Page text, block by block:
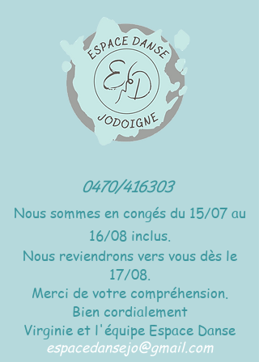
0470/416303
Nous sommes en congés du 15/07 au
16/08 inclus.
Nous reviendrons vers vous dès le
17/08.
Merci de votre compréhension.
Bien cordialement
Virginie et l'équipe Espace Danse
espacedansejo@gmail.com